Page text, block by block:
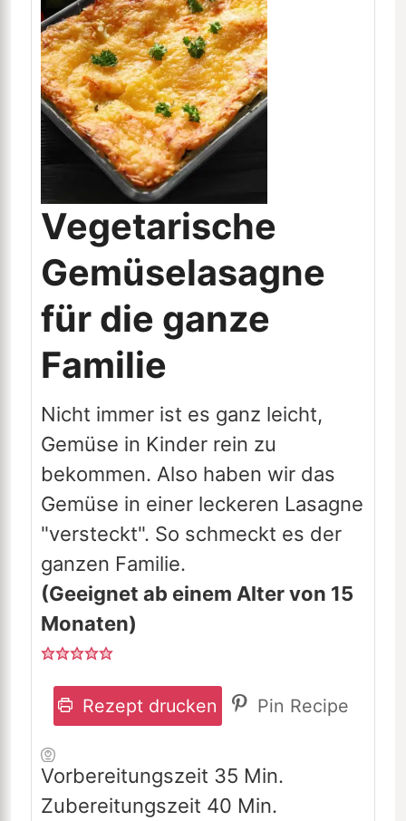
Vegetarische
Gemüselasagne
für die ganze
Familie
Nicht immer ist es ganz leicht,
Gemüse in Kinder rein zu
bekommen. Also haben wir das
Gemüse in einer leckeren Lasagne
"versteckt". So schmeckt es der
ganzen Familie.
(Geeignet ab einem Alter von 15
Monaten)
Rezept drucken Pin Recipe
Vorbereitungszeit 35Minuten
Min.
Zubereitungszeit 40Minuten
Min.